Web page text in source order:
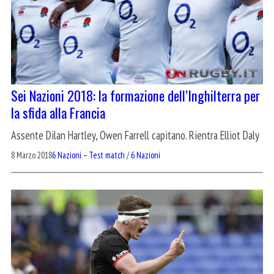
Sei Nazioni 2018: la formazione dell’Inghilterra per
la sfida alla Francia
Assente Dilan Hartley, Owen Farrell capitano. Rientra Elliot Daly
8 Marzo 20186 Nazioni – Test match /6 Nazioni